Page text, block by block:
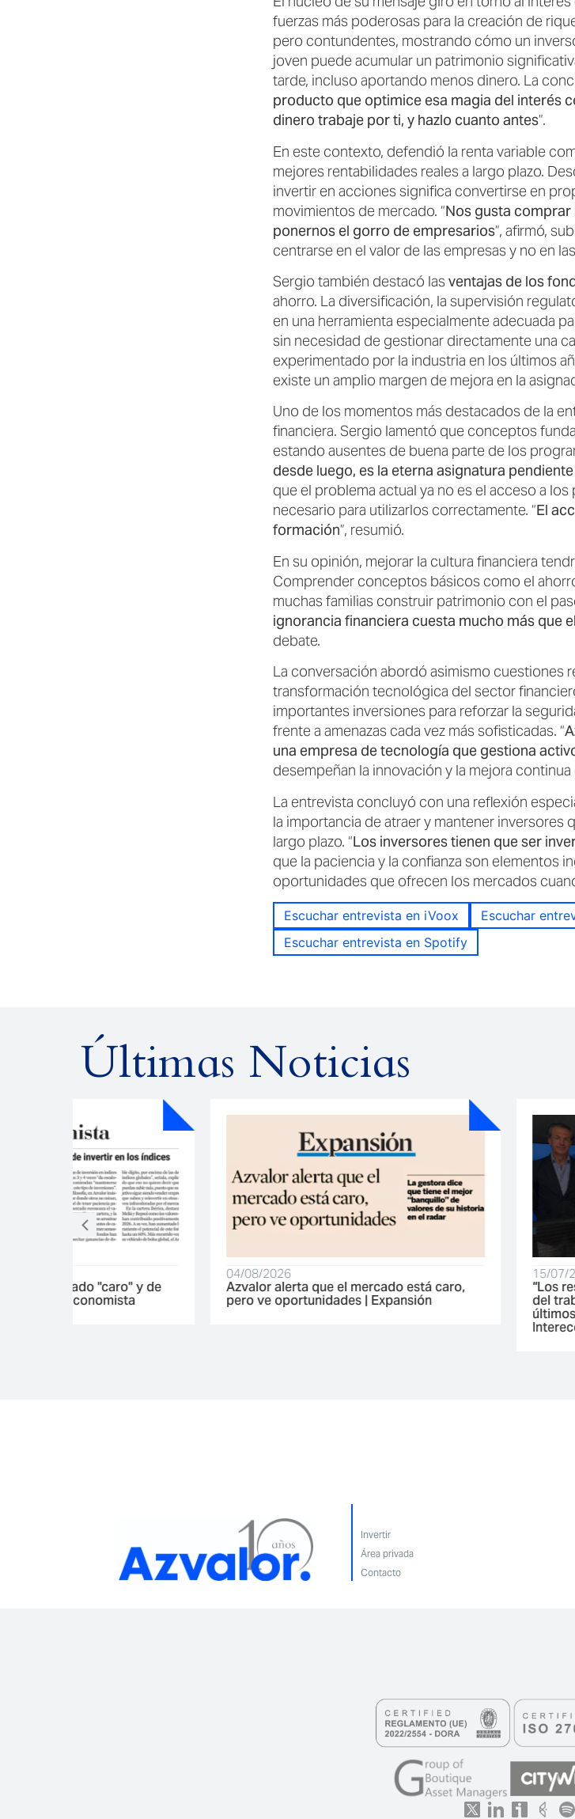
fuerzas más poderosas para la creación de
pero contundentes, mostrando cómo un
joven puede acumular un patrimonio
tarde, incluso aportando menos dinero. La
producto que optimice esa magia del interés
dinero trabaje por ti, y hazlo cuanto antes”.
En este contexto, defendió la renta variable
mejores rentabilidades reales a largo plazo.
invertir en acciones significa convertirse en
movimientos de mercado. “Nos gusta
ponernos el gorro de empresarios”, afirmó,
centrarse en el valor de las empresas y no en
Sergio también destacó las ventajas de los
ahorro. La diversificación, la supervisión
en una herramienta especialmente adecuada
sin necesidad de gestionar directamente una
experimentado por la industria en los últimos
existe un amplio margen de mejora en la
Uno de los momentos más destacados de la
financiera. Sergio lamentó que conceptos
estando ausentes de buena parte de los
desde luego, es la eterna asignatura
que el problema actual ya no es el acceso a
necesario para utilizarlos correctamente. “El
formación”, resumió.
En su opinión, mejorar la cultura financiera
Comprender conceptos básicos como el
muchas familias construir patrimonio con el
ignorancia financiera cuesta mucho más que
debate.
La conversación abordó asimismo cuestiones
transformación tecnológica del sector
importantes inversiones para reforzar la
frente a amenazas cada vez más sofisticadas. “
una empresa de tecnología que gestiona
desempeñan la innovación y la mejora
La entrevista concluyó con una reflexión
la importancia de atraer y mantener
largo plazo. “Los inversores tienen que ser
que la paciencia y la confianza son elementos
oportunidades que ofrecen los mercados
Escuchar entrevista en iVoox
Escuchar
Escuchar entrevista en Spotify
Últimas Noticias
Azvalor alerta que el mercado está caro,
pero ve oportunidades | Expansión “Los resultados de hoy son
del trabajo que hemos
últimos 5 años”, Manuel
Invertir
Área privada
Contacto